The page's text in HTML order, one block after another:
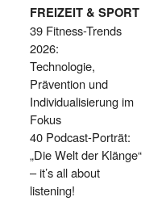
FREIZEIT & SPORT
39 Fitness-Trends
2026:
Technologie,
Prävention und
Individualisierung im
Fokus
40 Podcast-Porträt:
„Die Welt der Klänge“
– it’s all about
listening!